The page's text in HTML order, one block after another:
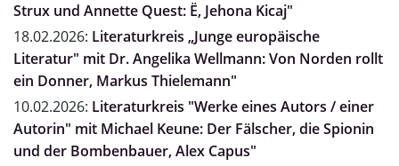
Strux und Annette Quest: Ë, Jehona Kicaj"
18.02.2026: Literaturkreis „Junge europäische
Literatur" mit Dr. Angelika Wellmann: Von Norden rollt
ein Donner, Markus Thielemann"
10.02.2026: Literaturkreis "Werke eines Autors / einer
Autorin" mit Michael Keune: Der Fälscher, die Spionin
und der Bombenbauer, Alex Capus"